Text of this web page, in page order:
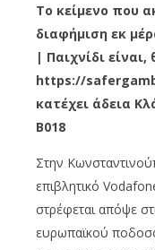
Το κείμενο που
διαφήμιση εκ
| Παιχνίδι είναι,
https://
κατέχει άδεια
B018
Στην
επιβλητικό
στρέφεται απόψε
ευρωπαϊκού